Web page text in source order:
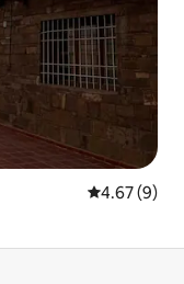
평점 4.67점
4.67 (9)